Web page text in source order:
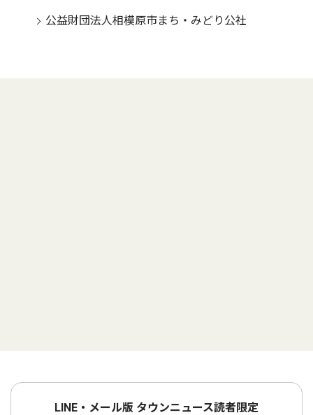
公益財団法人相模原市まち・みどり公社
LINE・メール版 タウンニュース読者限定